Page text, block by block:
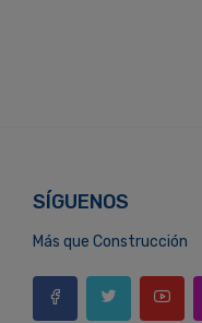
SÍGUENOS
Más que Construcción